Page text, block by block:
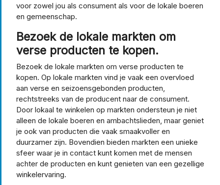
voor zowel jou als consument als voor de lokale boeren
en gemeenschap.
Bezoek de lokale markten om
verse producten te kopen.
Bezoek de lokale markten om verse producten te
kopen. Op lokale markten vind je vaak een overvloed
aan verse en seizoensgebonden producten,
rechtstreeks van de producent naar de consument.
Door lokaal te winkelen op markten ondersteun je niet
alleen de lokale boeren en ambachtslieden, maar geniet
je ook van producten die vaak smaakvoller en
duurzamer zijn. Bovendien bieden markten een unieke
sfeer waar je in contact kunt komen met de mensen
achter de producten en kunt genieten van een gezellige
winkelervaring.